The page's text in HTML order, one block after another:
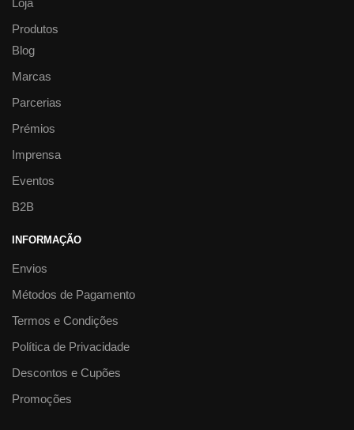
Loja
Produtos
Blog
Marcas
Parcerias
Prémios
Imprensa
Eventos
B2B
INFORMAÇÃO
Envios
Métodos de Pagamento
Termos e Condições
Política de Privacidade
Descontos e Cupões
Promoções